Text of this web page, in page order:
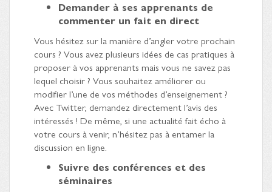
Demander à ses apprenants de
commenter un fait en direct
Vous hésitez sur la manière d’angler votre prochain
cours ? Vous avez plusieurs idées de cas pratiques à
proposer à vos apprenants mais vous ne savez pas
lequel choisir ? Vous souhaitez améliorer ou
modifier l’une de vos méthodes d’enseignement ?
Avec Twitter, demandez directement l’avis des
intéressés ! De même, si une actualité fait écho à
votre cours à venir, n’hésitez pas à entamer la
discussion en ligne.
Suivre des conférences et des
séminaires